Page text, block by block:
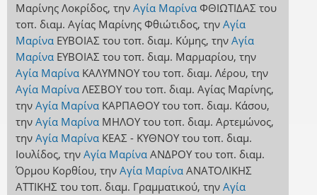
Μαρίνης Λοκρίδος, την Αγία Μαρίνα ΦΘΙΩΤΙΔΑΣ του
τοπ. διαμ. Αγίας Μαρίνης Φθιώτιδος, την Αγία
Μαρίνα ΕΥΒΟΙΑΣ του τοπ. διαμ. Κύμης, την Αγία
Μαρίνα ΕΥΒΟΙΑΣ του τοπ. διαμ. Μαρμαρίου, την
Αγία Μαρίνα ΚΑΛΥΜΝΟΥ του τοπ. διαμ. Λέρου, την
Αγία Μαρίνα ΛΕΣΒΟΥ του τοπ. διαμ. Αγίας Μαρίνης,
την Αγία Μαρίνα ΚΑΡΠΑΘΟΥ του τοπ. διαμ. Κάσου,
την Αγία Μαρίνα ΜΗΛΟΥ του τοπ. διαμ. Αρτεμώνος,
την Αγία Μαρίνα ΚΕΑΣ - ΚΥΘΝΟΥ του τοπ. διαμ.
Ιουλίδος, την Αγία Μαρίνα ΑΝΔΡΟΥ του τοπ. διαμ.
Όρμου Κορθίου, την Αγία Μαρίνα ΑΝΑΤΟΛΙΚΗΣ
ΑΤΤΙΚΗΣ του τοπ. διαμ. Γραμματικού, την Αγία